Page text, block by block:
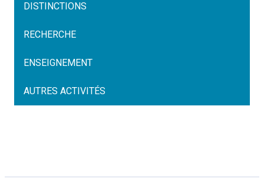
DISTINCTIONS
RECHERCHE
ENSEIGNEMENT
AUTRES ACTIVITÉS